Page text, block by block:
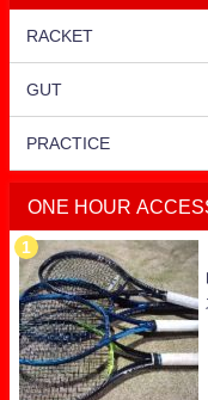
RACKET
GUT
PRACTICE
ONE HOUR